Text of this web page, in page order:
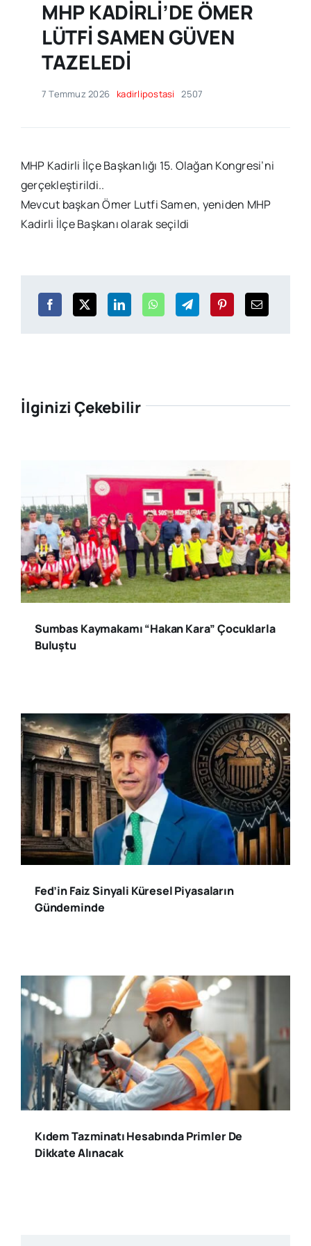
MHP KADİRLİ’DE ÖMER
LÜTFİ SAMEN GÜVEN
TAZELEDİ
7 Temmuz 2026 kadirlipostasi 2507
MHP Kadirli İlçe Başkanlığı 15. Olağan Kongresi’ni
gerçekleştirildi..
Mevcut başkan Ömer Lutfi Samen, yeniden MHP
Kadirli İlçe Başkanı olarak seçildi
İlginizi Çekebilir
Sumbas Kaymakamı “Hakan Kara” Çocuklarla
Buluştu
Fed’in Faiz Sinyali Küresel Piyasaların
Gündeminde
Kıdem Tazminatı Hesabında Primler De
Dikkate Alınacak